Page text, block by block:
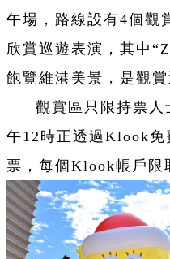
午場，路線設有4個觀
欣賞巡遊表演，其中
飽覽維港美景，是觀賞
觀賞區只限持票人
午12時正透過Klook免
票， 每個Klook帳戶限